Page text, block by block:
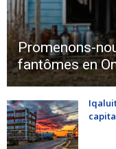
Promenons-
fantômes en